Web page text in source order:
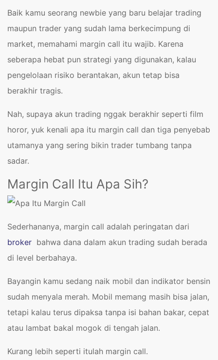
Baik kamu seorang newbie yang baru belajar trading
maupun trader yang sudah lama berkecimpung di
market, memahami margin call itu wajib. Karena
seberapa hebat pun strategi yang digunakan, kalau
pengelolaan risiko berantakan, akun tetap bisa
berakhir tragis.
Nah, supaya akun trading nggak berakhir seperti film
horor, yuk kenali apa itu margin call dan tiga penyebab
utamanya yang sering bikin trader tumbang tanpa
sadar.
Margin Call Itu Apa Sih?
Sederhananya, margin call adalah peringatan dari
broker bahwa dana dalam akun trading sudah berada
di level berbahaya.
Bayangin kamu sedang naik mobil dan indikator bensin
sudah menyala merah. Mobil memang masih bisa jalan,
tetapi kalau terus dipaksa tanpa isi bahan bakar, cepat
atau lambat bakal mogok di tengah jalan.
Kurang lebih seperti itulah margin call.